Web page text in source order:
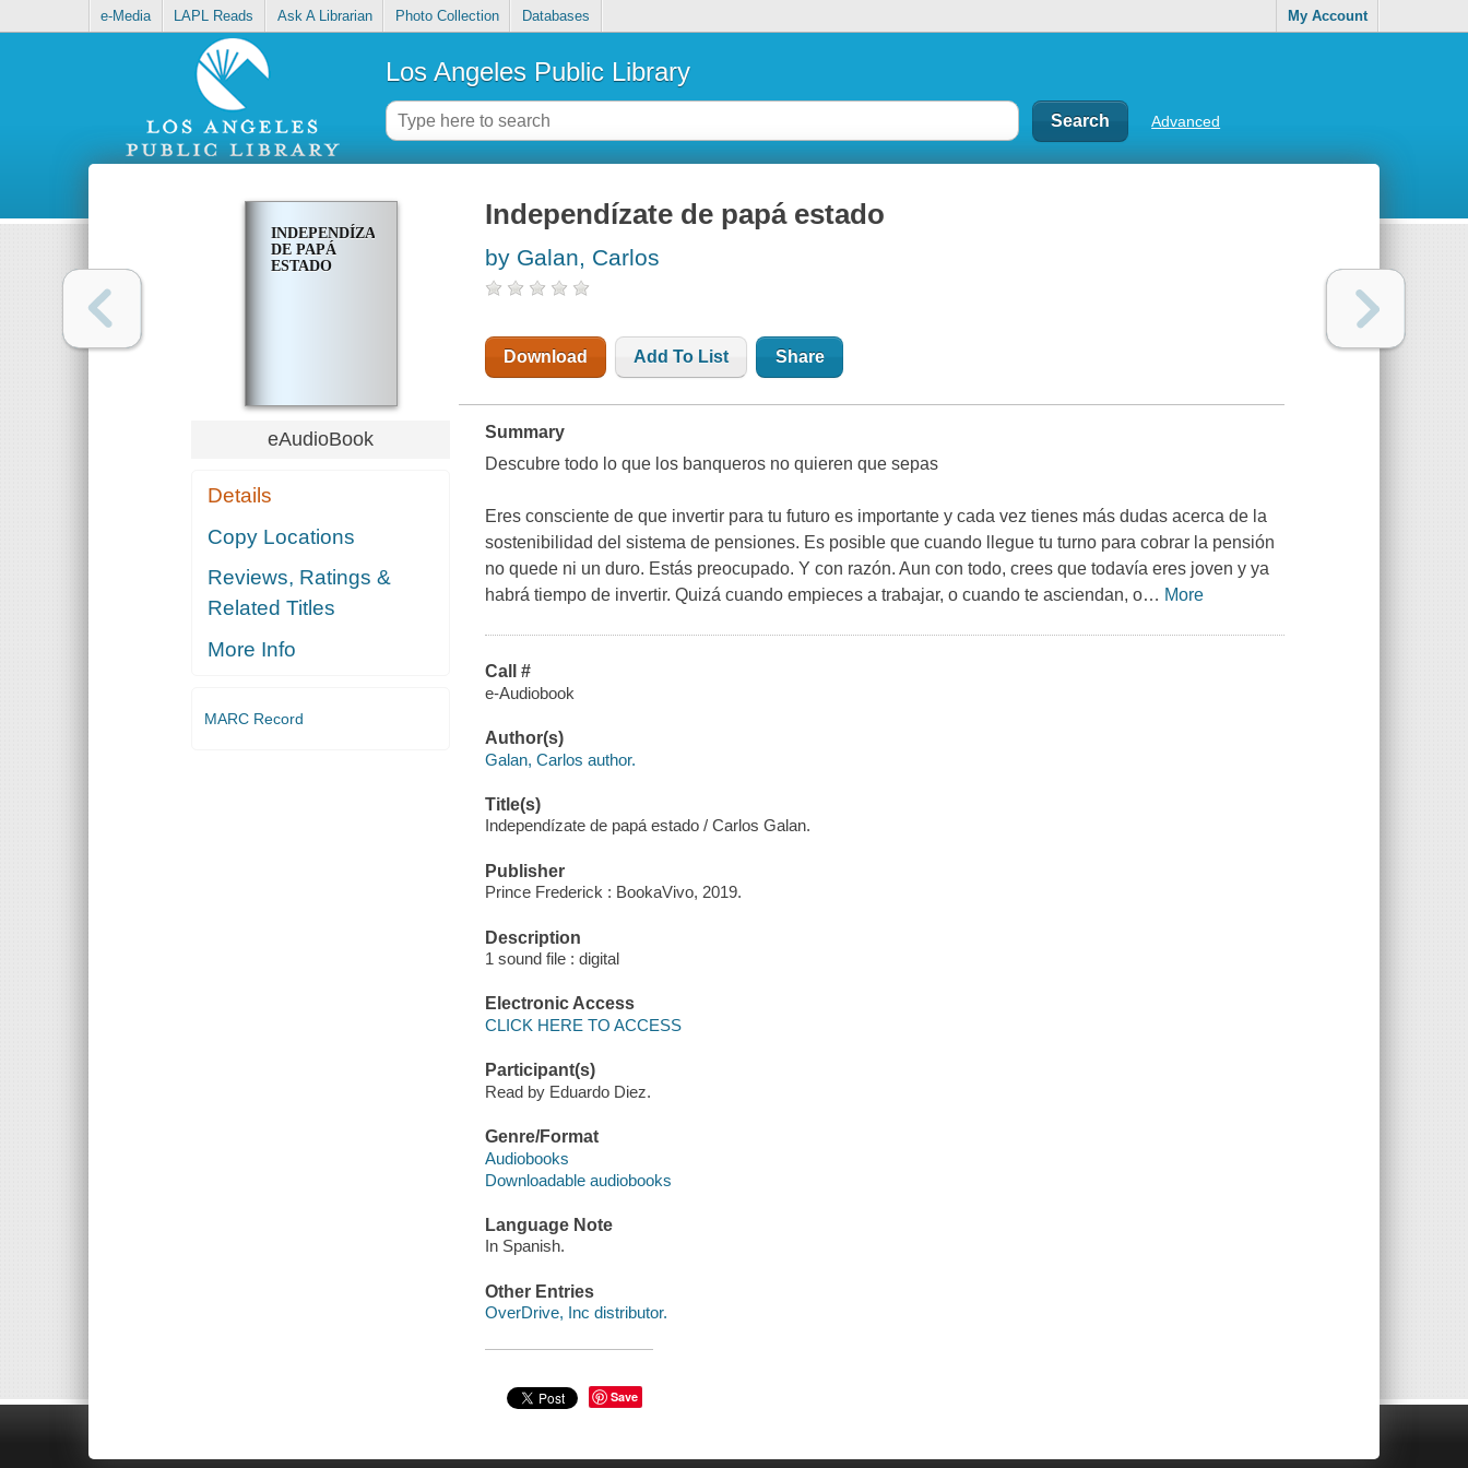
e-Media LAPL Reads Ask A Librarian Photo Collection Databases My Account
Los Angeles Public Library
Advanced
INDEPENDÍZATE
DE PAPÁ
ESTADO
eAudioBook
Details
Copy Locations
Reviews, Ratings &
Related Titles
More Info
MARC Record
Independízate de papá estado
by Galan, Carlos
Download Add To List Share
Summary
Descubre todo lo que los banqueros no quieren que sepas
Eres consciente de que invertir para tu futuro es importante y cada vez tienes más dudas acerca de la
sostenibilidad del sistema de pensiones. Es posible que cuando llegue tu turno para cobrar la pensión
no quede ni un duro. Estás preocupado. Y con razón. Aun con todo, crees que todavía eres joven y ya
habrá tiempo de invertir. Quizá cuando empieces a trabajar, o cuando te asciendan, o… More
Call #
e-Audiobook
Author(s)
Galan, Carlos author.
Title(s)
Independízate de papá estado / Carlos Galan.
Publisher
Prince Frederick : BookaVivo, 2019.
Description
1 sound file : digital
Electronic Access
CLICK HERE TO ACCESS
Participant(s)
Read by Eduardo Diez.
Genre/Format
Audiobooks
Downloadable audiobooks
Language Note
In Spanish.
Other Entries
OverDrive, Inc distributor.
Save